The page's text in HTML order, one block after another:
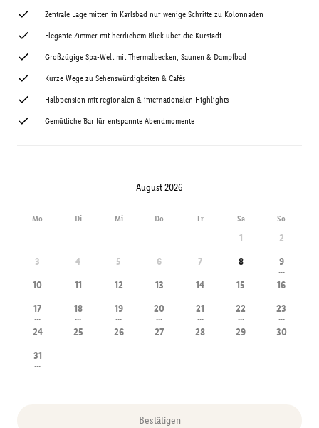
Zentrale Lage mitten in Karlsbad nur wenige Schritte zu Kolonnaden
Elegante Zimmer mit herrlichem Blick über die Kurstadt
Großzügige Spa-Welt mit Thermalbecken, Saunen & Dampfbad
Kurze Wege zu Sehenswürdigkeiten & Cafés
Halbpension mit regionalen & internationalen Highlights
Gemütliche Bar für entspannte Abendmomente
August 2026
Mo Di Mi Do Fr Sa So
1
2
3
4 5 6 7 8 9
---
10
---
11
---
12
---
13
---
14
---
15
---
16
---
17
---
18
---
19
---
20
---
21
---
22
---
23
---
24
---
25
---
26
---
27
---
28
---
29
---
30
---
31
---
Bestätigen